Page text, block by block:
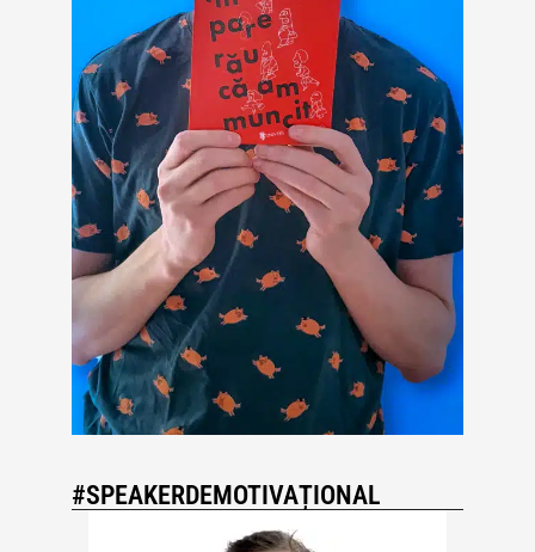
#SPEAKERDEMOTIVAȚIONAL